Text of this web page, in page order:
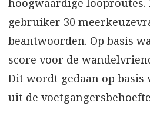
hoogwaardige
gebruiker 30
beantwoorden. Op basis
score voor de
Dit wordt gedaan op basis
uit de